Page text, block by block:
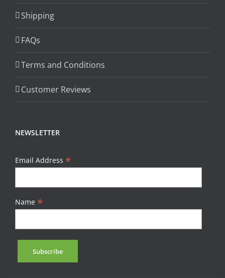
Shipping
FAQs
Terms and Conditions
Customer Reviews
NEWSLETTER
Email Address *
Name *